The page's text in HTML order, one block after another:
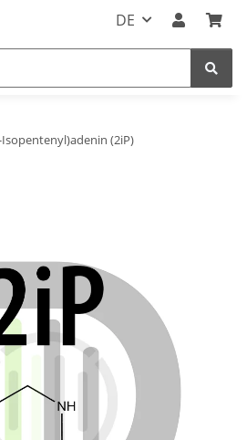
DE
Isopentenyl)adenin (2iP)